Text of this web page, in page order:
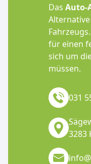
Das Auto-
für einen
sich um
müssen.
031
3283